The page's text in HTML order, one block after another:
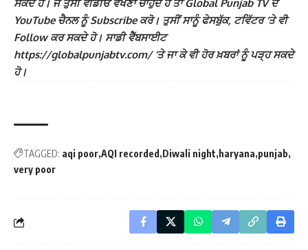
ਸਕਦੇ ਹੋ। ਜੇ ਤੁਸੀਂ ਵੀਡੀਓ ਵੇਖਣਾ ਚਾਹੁੰਦੇ ਹੋ ਤਾਂ Global Punjab TV ਦੇ
YouTube ਚੈਨਲ ਨੂੰ Subscribe ਕਰੋ। ਤੁਸੀਂ ਸਾਨੂੰ ਫੇਸਬੁੱਕ, ਟਵਿੱਟਰ ‘ਤੇ ਵੀ
Follow ਕਰ ਸਕਦੇ ਹੋ। ਸਾਡੀ ਵੈੱਬਸਾਈਟ
https://globalpunjabtv.com/ ‘ਤੇ ਜਾ ਕੇ ਵੀ ਹੋਰ ਖ਼ਬਰਾਂ ਨੂੰ ਪੜ੍ਹ ਸਕਦੇ
ਹੋ।
TAGGED: aqi poor AQI recorded Diwali night haryana punjab
very poor